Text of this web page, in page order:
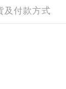
及付款方式